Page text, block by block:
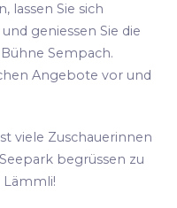
lassen Sie sich
geniessen Sie die
Sempach.
Angebote vor und
viele Zuschauerinnen
begrüssen zu
Lämmli!